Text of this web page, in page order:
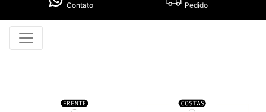
Contato
Pedido